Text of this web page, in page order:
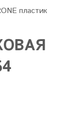
пластик